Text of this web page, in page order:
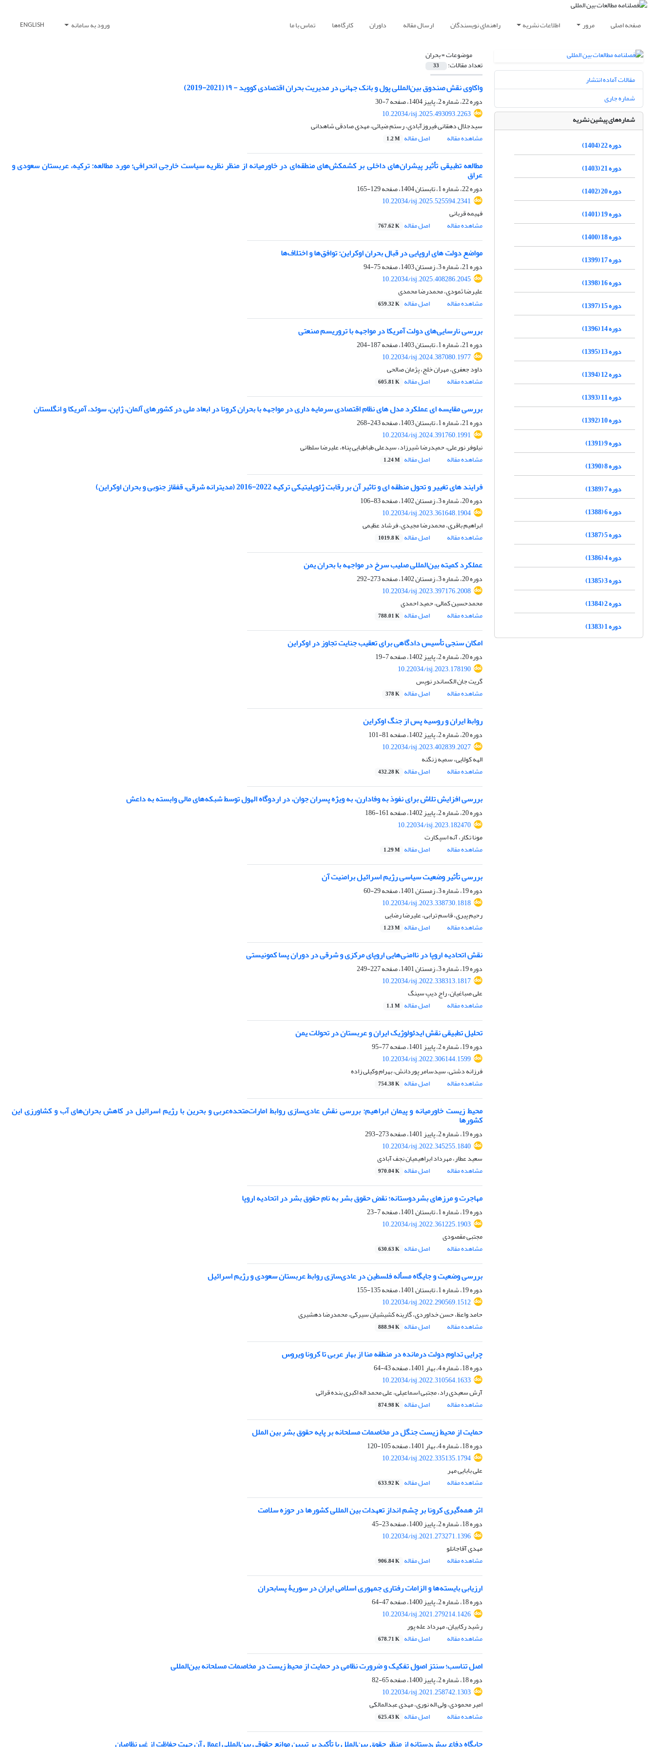
صفحه اصلی مرور اطلاعات نشریه راهنمای نویسندگان ارسال مقاله داوران کارگاه‌ها تماس با ما ورود به سامانه ENGLISH
موضوعات =بحران
تعداد مقالات: 33
واکاوی نقش صندوق بین‌المللی پول و بانک جهانی در مدیریت بحران اقتصادی کووید - ۱۹ (2021-2019)
دوره 22، شماره 2، پاییز 1404، صفحه
7-30
10.22034/isj.2025.493093.2263
سیدجلال دهقانی فیروزآبادی، رستم ضیائی، مهدی صادقی شاهدانی
مشاهده مقاله
اصل مقاله 1.2 M
مطالعه تطبیقی تأثیر پیشران‌‌های داخلی بر کشمکش‌‌های منطقه‌‌ای در خاورمیانه از منظر نظریه سیاست خارجی انحرافی؛ مورد مطالعه: ترکیه، عربستان سعودی و
عراق
دوره 22، شماره 1، تابستان 1404، صفحه
129-165
10.22034/isj.2025.525594.2341
فهیمه قربانی
مشاهده مقاله
اصل مقاله 767.62 K
مواضع دولت های اروپایی در قبال بحران اوکراین: توافق‌ها و اختلاف‌ها
دوره 21، شماره 3، زمستان 1403، صفحه
75-94
10.22034/isj.2025.408286.2045
علیرضا ثمودی، محمدرضا محمدی
مشاهده مقاله
اصل مقاله 659.32 K
بررسی نارسایی‌های دولت آمریکا در مواجهه با تروریسم صنعتی
دوره 21، شماره 1، تابستان 1403، صفحه
187-204
10.22034/isj.2024.387080.1977
داود جعفری، مهران خلج، پژمان صالحی
مشاهده مقاله
اصل مقاله 605.81 K
بررسی مقایسه ای عملکرد مدل های نظام اقتصادی سرمایه داری در مواجهه با بحران کرونا در ابعاد ملی در کشورهای آلمان، ژاپن، سوئد، آمریکا و انگلستان
دوره 21، شماره 1، تابستان 1403، صفحه
243-268
10.22034/isj.2024.391760.1991
نیلوفر نورعلی، حمیدرضا شیرزاد، سیدعلی طباطبایی پناه، علیرضا سلطانی
مشاهده مقاله
اصل مقاله 1.24 M
فرایند های تغییر و تحول منطقه ای و تاثیر آن بر رقابت ژئوپلیتیکی ترکیه 2022-2016 (مدیترانه شرقی، قفقاز جنوبی و بحران اوکراین)
دوره 20، شماره 3، زمستان 1402، صفحه
83-106
10.22034/isj.2023.361648.1904
ابراهیم باقری، محمدرضا مجیدی، فرشاد عظیمی
مشاهده مقاله
اصل مقاله 1019.8 K
عملکرد کمیته بین‌المللی صلیب سرخ در مواجهه با بحران یمن
دوره 20، شماره 3، زمستان 1402، صفحه
273-292
10.22034/isj.2023.397176.2008
محمدحسین کمالی، حمید احمدی
مشاهده مقاله
اصل مقاله 788.01 K
امکان سنجی تأسیس دادگاهی برای تعقیب جنایت تجاوز در اوکراین
دوره 20، شماره 2، پاییز 1402، صفحه
7-19
10.22034/isj.2023.178190
گریت جان الکساندر نوپس
مشاهده مقاله
اصل مقاله 378 K
روابط ایران و روسیه پس از جنگ اوکراین
دوره 20، شماره 2، پاییز 1402، صفحه
81-101
10.22034/isj.2023.402839.2027
الهه کولایی، سمیه زنگنه
مشاهده مقاله
اصل مقاله 432.28 K
بررسی افزایش تلاش برای نفوذ به وفادارن، به ویژه پسران جوان، در اردوگاه الهول توسط شبکه‌های مالی وابسته به داعش
دوره 20، شماره 2، پاییز 1402، صفحه
161-186
10.22034/isj.2023.182470
مونا تکار، آنه اسپکارت
مشاهده مقاله
اصل مقاله 1.29 M
بررسی تأثیر وضعیت سیاسی رژیم اسرائیل برامنیت آن
دوره 19، شماره 3، زمستان 1401، صفحه
29-60
10.22034/isj.2023.338730.1818
رحیم پیری، قاسم ترابی، علیرضا رضایی
مشاهده مقاله
اصل مقاله 1.23 M
نقش اتحادیه اروپا در ناامنی‌هایی اروپای مرکزی و شرقی در دوران پسا کمونیستی
دوره 19، شماره 3، زمستان 1401، صفحه
227-249
10.22034/isj.2022.338313.1817
علی صباغیان، راج دیپ سینگ
مشاهده مقاله
اصل مقاله 1.1 M
تحلیل تطبیقی نقش ایدئولوژیک ایران و عربستان در تحولات یمن
دوره 19، شماره 2، پاییز 1401، صفحه
77-95
10.22034/isj.2022.306144.1599
فرزانه دشتی، سیدسامر پوردانش، بهرام وکیلی زاده
مشاهده مقاله
اصل مقاله 754.38 K
محیط زیست خاورمیانه و پیمان ابراهیم: بررسی نقش عادی‌سازی روابط امارات‌متحده‌عربی و بحرین با رژیم اسرائیل در کاهش بحران‌های آب و کشاورزی این
کشورها
دوره 19، شماره 2، پاییز 1401، صفحه
273-293
10.22034/isj.2022.345255.1840
سعید عطار، مهرداد ابراهیمیان نجف آبادی
مشاهده مقاله
اصل مقاله 970.04 K
مهاجرت و مرزهای بشردوستانه؛ نقض حقوق بشر به نام حقوق بشر در اتحادیه اروپا
دوره 19، شماره 1، تابستان 1401، صفحه
7-23
10.22034/isj.2022.361225.1903
مجتبی مقصودی
مشاهده مقاله
اصل مقاله 630.63 K
بررسی وضعیت و جایگاه مسأله فلسطین در عادی‌سازی روابط عربستان سعودی و رژیم اسرائیل
دوره 19، شماره 1، تابستان 1401، صفحه
135-155
10.22034/isj.2022.290569.1512
حامد واعظ، حسن خداوردی، گارینه کشیشیان سیرکی، محمدرضا دهشیری
مشاهده مقاله
اصل مقاله 888.94 K
چرایی تداوم دولت درمانده در منطقه منا از بهار عربی تا کرونا ویروس
دوره 18، شماره 4، بهار 1401، صفحه
43-64
10.22034/isj.2022.310564.1633
آرش سعیدی راد، مجتبی اسماعیلی، علی محمد اله اکبری بنده قرائی
مشاهده مقاله
اصل مقاله 874.98 K
حمایت از محیط زیست جنگل در مخاصمات مسلحانه بر پایه حقوق بشر بین الملل
دوره 18، شماره 4، بهار 1401، صفحه
105-120
10.22034/isj.2022.335135.1794
علی بابایی مهر
مشاهده مقاله
اصل مقاله 633.92 K
اثر همه‌گیری کرونا بر چشم انداز تعهدات بین المللی کشورها در حوزه سلامت
دوره 18، شماره 2، پاییز 1400، صفحه
23-45
10.22034/isj.2021.273271.1396
مهدی آقاجانلو
مشاهده مقاله
اصل مقاله 906.84 K
ارزیابی بایسته‌ها و الزامات رفتاری جمهوری اسلامی ایران در سوریۀ پسابحران
دوره 18، شماره 2، پاییز 1400، صفحه
47-64
10.22034/isj.2021.279214.1426
رشید رکابیان، مهرداد عله پور
مشاهده مقاله
اصل مقاله 678.71 K
اصل تناسب؛ سنتز اصول تفکیک و ضرورت نظامی در حمایت از محیط زیست در مخاصمات مسلحانه بین‌المللی
دوره 18، شماره 2، پاییز 1400، صفحه
65-82
10.22034/isj.2021.258742.1303
امیر محمودی، ولی اله نوری، مهدی عبدالمالکی
مشاهده مقاله
اصل مقاله 625.43 K
مقالات آماده انتشار
شماره جاری
شماره‌های پیشین نشریه
دوره 22 (1404)
دوره 21 (1403)
دوره 20 (1402)
دوره 19 (1401)
دوره 18 (1400)
دوره 17 (1399)
دوره 16 (1398)
دوره 15 (1397)
دوره 14 (1396)
دوره 13 (1395)
دوره 12 (1394)
دوره 11 (1393)
دوره 10 (1392)
دوره 9 (1391)
دوره 8 (1390)
دوره 7 (1389)
دوره 6 (1388)
دوره 5 (1387)
دوره 4 (1386)
دوره 3 (1385)
دوره 2 (1384)
دوره 1 (1383)